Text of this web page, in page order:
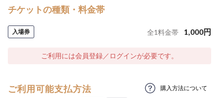
チケットの種類・料金帯
入場券 全1料金帯 1,000円
ご利用には会員登録／ログインが必要です。
ご利用可能支払方法 購入方法について